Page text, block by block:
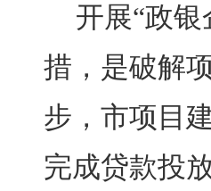
开展“政
措，是破解
步，市项目
完成贷款投